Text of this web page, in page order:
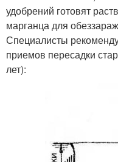
удобрений готовят
марганца для
Специалисты
приемов пересадки
лет):